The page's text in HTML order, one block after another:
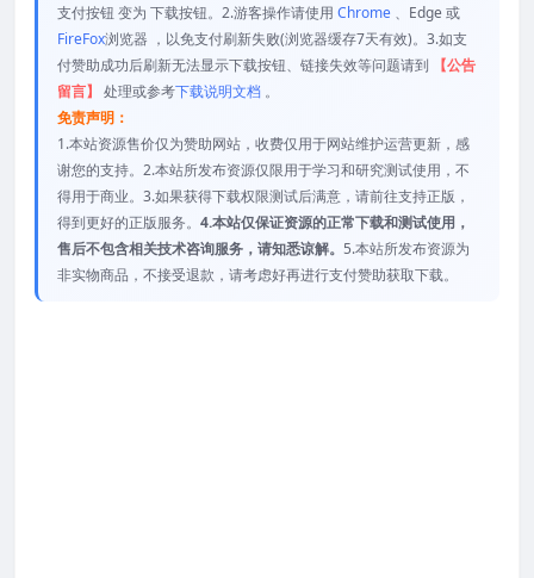
支付按钮 变为 下载按钮。2.游客操作请使用 Chrome 、Edge 或
FireFox浏览器 ，以免支付刷新失败(浏览器缓存7天有效)。3.如支
付赞助成功后刷新无法显示下载按钮、链接失效等问题请到
【公告
留言】 处理或参考下载说明文档 。
免责声明：
1.本站资源售价仅为赞助网站，收费仅用于网站维护运营更新，感
谢您的支持。2.本站所发布资源仅限用于学习和研究测试使用，不
得用于商业。3.如果获得下载权限测试后满意，请前往支持正版，
得到更好的正版服务。 4.本站仅保证资源的正常下载和测试使用，
售后不包含相关技术咨询服务，请知悉谅解。 5.本站所发布资源为
非实物商品，不接受退款，请考虑好再进行支付赞助获取下载。